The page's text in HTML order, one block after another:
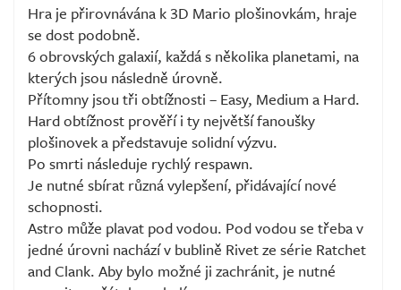
Hra je přirovnávána k 3D Mario plošinovkám, hraje
se dost podobně.
6 obrovských galaxií, každá s několika planetami, na
kterých jsou následně úrovně.
Přítomny jsou tři obtížnosti – Easy, Medium a Hard.
Hard obtížnost prověří i ty největší fanoušky
plošinovek a představuje solidní výzvu.
Po smrti následuje rychlý respawn.
Je nutné sbírat různá vylepšení, přidávající nové
schopnosti.
Astro může plavat pod vodou. Pod vodou se třeba v
jedné úrovni nachází v bublině Rivet ze série Ratchet
and Clank. Aby bylo možné ji zachránit, je nutné